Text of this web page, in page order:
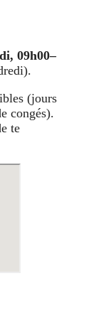
09h00–
(jours
congés).
te